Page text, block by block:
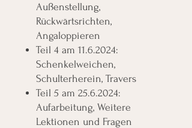
Außenstellung,
Rückwärtsrichten,
Angaloppieren
Teil 4 am 11.6.2024:
Schenkelweichen,
Schulterherein, Travers
Teil 5 am 25.6.2024:
Aufarbeitung, Weitere
Lektionen und Fragen